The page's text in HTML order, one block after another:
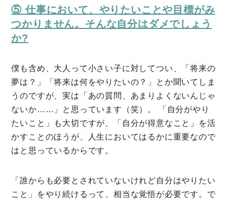
⑤ 仕事において、やりたいことや目標がみ
つかりません。そんな自分はダメでしょう
か?
僕も含め、大人って小さい子に対してつい、「将来の
夢は？」「将来は何をやりたいの？」とか聞いてしま
うのですが、実は「あの質問、あまりよくないんじゃ
ないか……」と思っています（笑）。 「自分がやり
たいこと」も大切ですが、「自分が得意なこと」を活
かすことのほうが、人生においてはるかに重要なので
はと思っているからです。
「誰からも必要とされていないけれど自分はやりたい
こと」をやり続けるって、相当な覚悟が必要です。で